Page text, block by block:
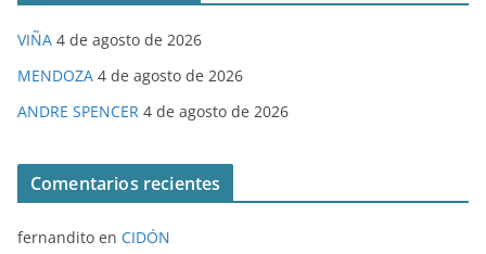
VIÑA 4 de agosto de 2026
MENDOZA 4 de agosto de 2026
ANDRE SPENCER 4 de agosto de 2026
Comentarios recientes
fernandito en CIDÓN